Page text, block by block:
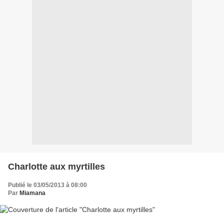
Charlotte aux myrtilles
Publié le 03/05/2013 à 08:00
Par Miamana